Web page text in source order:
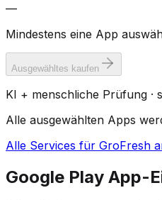
—
Mindestens eine App
Ausgewähltes kaufen
KI + menschliche Prüfung ·
Alle ausgewählten Apps
Alle Services für GroFresh
Google Play App-